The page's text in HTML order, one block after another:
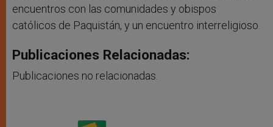
encuentros con las comunidades y obispos
católicos de Paquistán, y un encuentro interreligioso.
Publicaciones Relacionadas:
Publicaciones no relacionadas.